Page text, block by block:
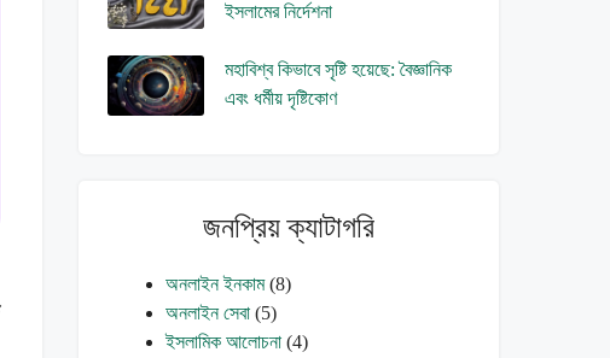
ইসলামের নির্দেশনা
মহাবিশ্ব কিভাবে সৃষ্টি হয়েছে: বৈজ্ঞানিক
এবং ধর্মীয় দৃষ্টিকোণ
জনপ্রিয় ক্যাটাগরি
অনলাইন ইনকাম(8)
অনলাইন সেবা (5)
ইসলামিক আলোচনা (4)